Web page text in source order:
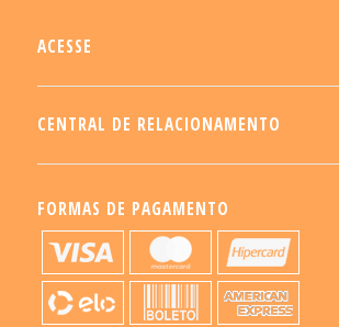
ACESSE
CENTRAL DE RELACIONAMENTO
FORMAS DE PAGAMENTO